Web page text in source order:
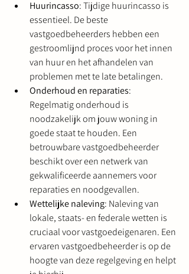
Huurincasso: Tijdige huurincasso is
essentieel. De beste
vastgoedbeheerders hebben een
gestroomlijnd proces voor het innen
van huur en het afhandelen van
problemen met te late betalingen.
Onderhoud en reparaties:
Regelmatig onderhoud is
noodzakelijk om jouw woning in
goede staat te houden. Een
betrouwbare vastgoedbeheerder
beschikt over een netwerk van
gekwalificeerde aannemers voor
reparaties en noodgevallen.
Wettelijke naleving: Naleving van
lokale, staats- en federale wetten is
cruciaal voor vastgoedeigenaren. Een
ervaren vastgoedbeheerder is op de
hoogte van deze regelgeving en helpt